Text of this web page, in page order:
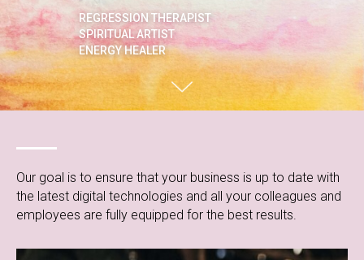
REGRESSION THERAPIST
SPIRITUAL ARTIST
ENERGY HEALER
Our goal is to ensure that your business is up to date with
the latest digital technologies and all your colleagues and
employees are fully equipped for the best results.